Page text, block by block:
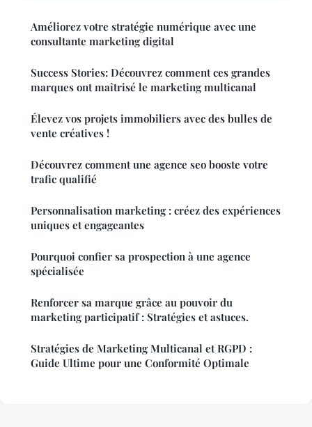
Améliorez votre stratégie numérique avec une
consultante marketing digital
Success Stories: Découvrez comment ces grandes
marques ont maîtrisé le marketing multicanal
Élevez vos projets immobiliers avec des bulles de
vente créatives !
Découvrez comment une agence seo booste votre
trafic qualifié
Personnalisation marketing : créez des expériences
uniques et engageantes
Pourquoi confier sa prospection à une agence
spécialisée
Renforcer sa marque grâce au pouvoir du
marketing participatif : Stratégies et astuces.
Stratégies de Marketing Multicanal et RGPD :
Guide Ultime pour une Conformité Optimale